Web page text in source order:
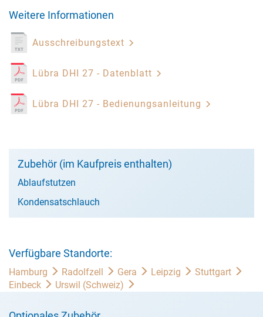
Weitere Informationen
Ausschreibungstext
Lübra DHI 27 - Datenblatt
Lübra DHI 27 - Bedienungsanleitung
Zubehör (im Kaufpreis enthalten)
Ablaufstutzen
Kondensatschlauch
Verfügbare Standorte:
Hamburg Radolfzell Gera Leipzig
Stuttgart
Einbeck
Urswil (Schweiz)